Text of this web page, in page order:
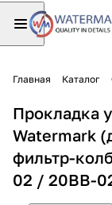
Главная Каталог
Прокладка
Watermark
фильтр-
02 / 20BB-